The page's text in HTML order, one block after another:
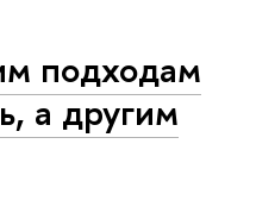
подходам
а другим